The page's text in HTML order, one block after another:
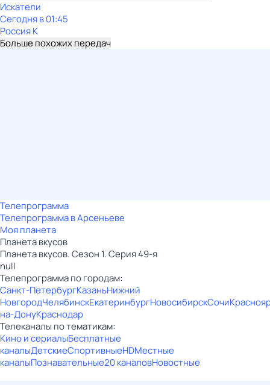
Искатели
Сегодня в 01:45
Россия К
Больше похожих передач
Телепрограмма
Телепрограмма в Арсеньеве
Моя планета
Планета вкусов
Планета вкусов. Сезон 1. Серия 49-я
null
Телепрограмма по городам:
Санкт-ПетербургКазаньНижний
НовгородЧелябинскЕкатеринбургНовосибирскСочи
на-ДонуКраснодар
Телеканалы по тематикам:
Кино и сериалыБесплатные
каналыДетскиеСпортивныеHDМестные
каналыПознавательные20 каналовНовостные